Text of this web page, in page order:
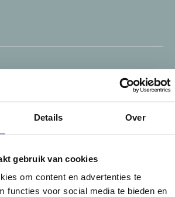
Details Over
gebruik van cookies
om content en advertenties te
functies voor social media te bieden en
(Vereist)